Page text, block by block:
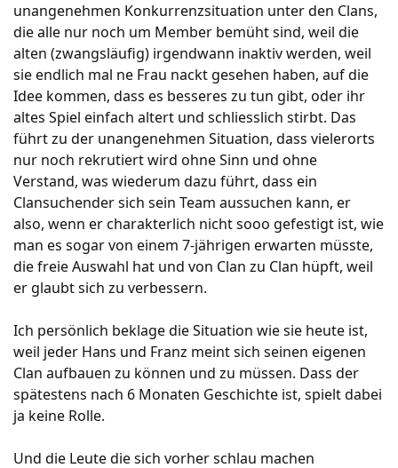
unangenehmen Konkurrenzsituation unter den Clans,
die alle nur noch um Member bemüht sind, weil die
alten (zwangsläufig) irgendwann inaktiv werden, weil
sie endlich mal ne Frau nackt gesehen haben, auf die
Idee kommen, dass es besseres zu tun gibt, oder ihr
altes Spiel einfach altert und schliesslich stirbt. Das
führt zu der unangenehmen Situation, dass vielerorts
nur noch rekrutiert wird ohne Sinn und ohne
Verstand, was wiederum dazu führt, dass ein
Clansuchender sich sein Team aussuchen kann, er
also, wenn er charakterlich nicht sooo gefestigt ist, wie
man es sogar von einem 7-jährigen erwarten müsste,
die freie Auswahl hat und von Clan zu Clan hüpft, weil
er glaubt sich zu verbessern.
Ich persönlich beklage die Situation wie sie heute ist,
weil jeder Hans und Franz meint sich seinen eigenen
Clan aufbauen zu können und zu müssen. Dass der
spätestens nach 6 Monaten Geschichte ist, spielt dabei
ja keine Rolle.
Und die Leute die sich vorher schlau machen